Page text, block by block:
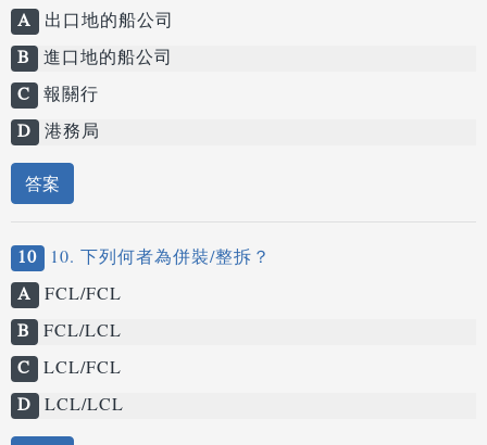
A 出口地的船公司
B 進口地的船公司
C 報關行
D 港務局
答案
10 10. 下列何者為併裝/整拆？
A FCL/FCL
B FCL/LCL
C LCL/FCL
D LCL/LCL